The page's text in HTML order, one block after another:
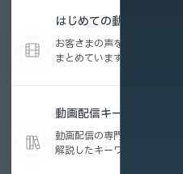
はじめての動画配信コラム
お客さまの声を参考に編集し
まとめています。
動画配信キーワード集
動画配信の専門用語を、初め
解説したキーワード集です。